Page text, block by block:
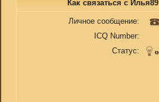
Как связаться с Илья89
Личное сообщение:
ICQ Number:
Статус: